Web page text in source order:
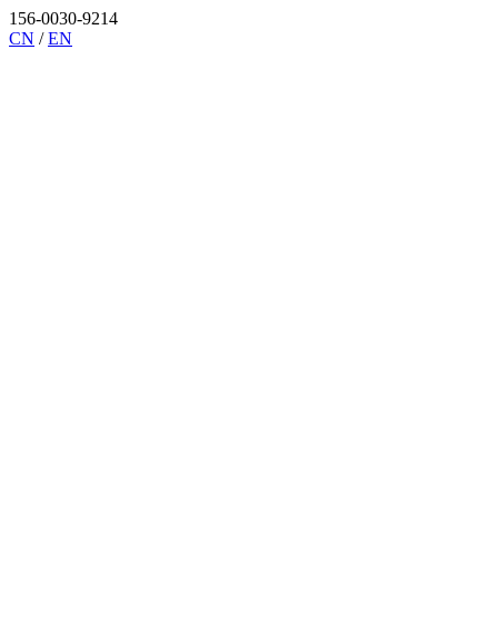
156-0030-9214
CN /EN